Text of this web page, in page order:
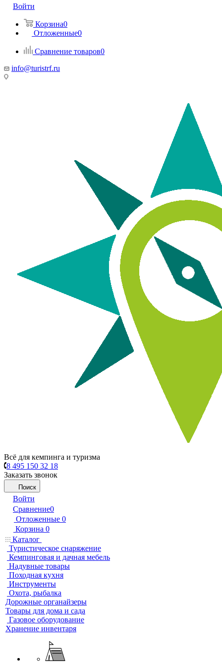
Войти
Корзина0
Отложенные0
Сравнение товаров0
info@turistrf.ru
Всё для кемпинга и туризма
8 495 150 32 18
Заказать звонок
Поиск
Войти
Сравнение0
Отложенные 0
Корзина 0
Каталог
Туристическое снаряжение
Кемпинговая и дачная мебель
Надувные товары
Походная кухня
Инструменты
Охота, рыбалка
Дорожные органайзеры
Товары для дома и сада
Газовое оборудование
Хранение инвентаря